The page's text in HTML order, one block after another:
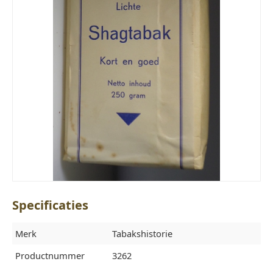
Specificaties
Merk
Tabakshistorie
Productnummer
3262